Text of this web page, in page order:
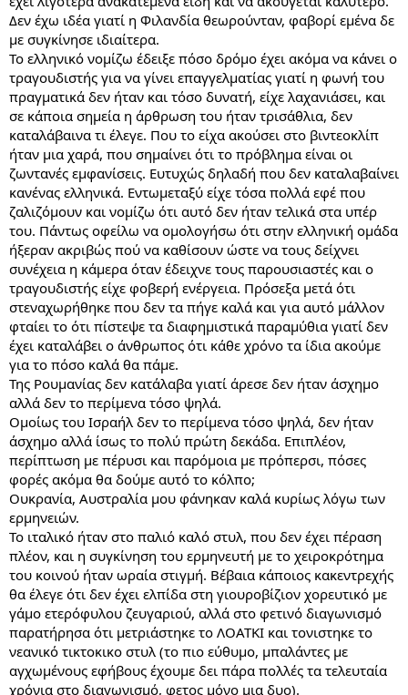
Δεν έχω ιδέα γιατί η Φιλανδία θεωρούνταν, φαβορί εμένα δε
με συγκίνησε ιδιαίτερα.
Το ελληνικό νομίζω έδειξε πόσο δρόμο έχει ακόμα να κάνει ο
τραγουδιστής για να γίνει επαγγελματίας γιατί η φωνή του
πραγματικά δεν ήταν και τόσο δυνατή, είχε λαχανιάσει, και
σε κάποια σημεία η άρθρωση του ήταν τρισάθλια, δεν
καταλάβαινα τι έλεγε. Που το είχα ακούσει στο βιντεοκλίπ
ήταν μια χαρά, που σημαίνει ότι το πρόβλημα είναι οι
ζωντανές εμφανίσεις. Ευτυχώς δηλαδή που δεν καταλαβαίνει
κανένας ελληνικά. Εντωμεταξύ είχε τόσα πολλά εφέ που
ζαλιζόμουν και νομίζω ότι αυτό δεν ήταν τελικά στα υπέρ
του. Πάντως οφείλω να ομολογήσω ότι στην ελληνική ομάδα
ήξεραν ακριβώς πού να καθίσουν ώστε να τους δείχνει
συνέχεια η κάμερα όταν έδειχνε τους παρουσιαστές και ο
τραγουδιστής είχε φοβερή ενέργεια. Πρόσεξα μετά ότι
στεναχωρήθηκε που δεν τα πήγε καλά και για αυτό μάλλον
φταίει το ότι πίστεψε τα διαφημιστικά παραμύθια γιατί δεν
έχει καταλάβει ο άνθρωπος ότι κάθε χρόνο τα ίδια ακούμε
για το πόσο καλά θα πάμε.
Της Ρουμανίας δεν κατάλαβα γιατί άρεσε δεν ήταν άσχημο
αλλά δεν το περίμενα τόσο ψηλά.
Ομοίως του Ισραήλ δεν το περίμενα τόσο ψηλά, δεν ήταν
άσχημο αλλά ίσως το πολύ πρώτη δεκάδα. Επιπλέον,
περίπτωση με πέρυσι και παρόμοια με πρόπερσι, πόσες
φορές ακόμα θα δούμε αυτό το κόλπο;
Ουκρανία, Αυστραλία μου φάνηκαν καλά κυρίως λόγω των
ερμηνειών.
Το ιταλικό ήταν στο παλιό καλό στυλ, που δεν έχει πέραση
πλέον, και η συγκίνηση του ερμηνευτή με το χειροκρότημα
του κοινού ήταν ωραία στιγμή. Βέβαια κάποιος κακεντρεχής
θα έλεγε ότι δεν έχει ελπίδα στη γιουροβίζιον χορευτικό με
γάμο ετερόφυλου ζευγαριού, αλλά στο φετινό διαγωνισμό
παρατήρησα ότι μετριάστηκε το ΛΟΑΤΚΙ και τονιστηκε το
νεανικό τικτοκικο στυλ (το πιο εύθυμο, μπαλάντες με
αγχωμένους εφήβους έχουμε δει πάρα πολλές τα τελευταία
χρόνια στο διαγωνισμό, φετος μόνο μια δυο).